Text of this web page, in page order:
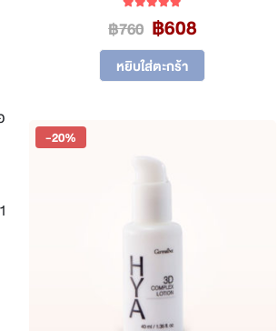
฿760 Original
price
was:
฿760.
฿608Current
price
฿608.
หยิบใส่ตะกร้า
-20%